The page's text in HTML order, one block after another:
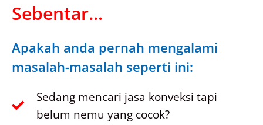
Sebentar...
Apakah anda pernah mengalami
masalah-masalah seperti ini:
Sedang mencari jasa konveksi tapi
belum nemu yang cocok?